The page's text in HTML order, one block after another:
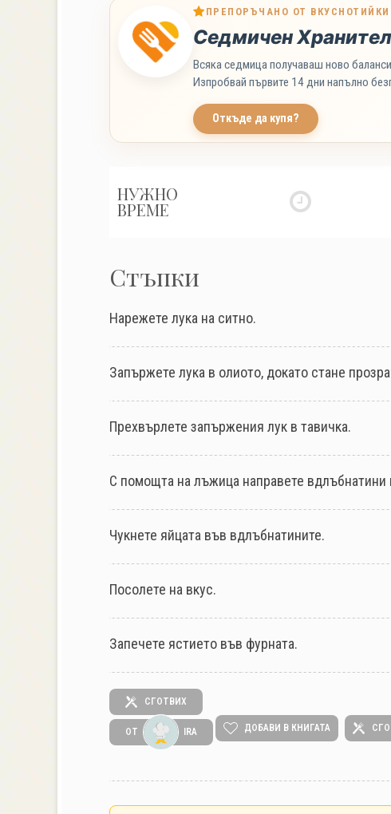
ПРЕПОРЪЧАНО ОТ ВКУСНОТИЙКИ
Седмичен
Всяка седмица получаваш ново
Изпробвай първите 14 дни напълно
Откъде да купя?
НУЖНО
ВРЕМЕ
Стъпки
Нарежете лука на ситно.
Запържете лука в олиото, докато стане
Прехвърлете запържения лук в тавичка.
С помощта на лъжица направете вдлъбнатини
Чукнете яйцата във вдлъбнатините.
Посолете на вкус.
Запечете ястието във фурната.
СГОТВИХ
ОТ IRA ДОБАВИ В КНИГАТА